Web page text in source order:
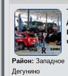
Район: Западное
Дегунино